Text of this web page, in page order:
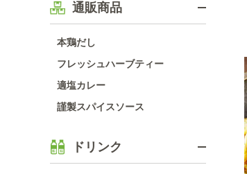
通販商品
本鶏だし
フレッシュハーブティー
適塩カレー
謹製スパイスソース
ドリンク